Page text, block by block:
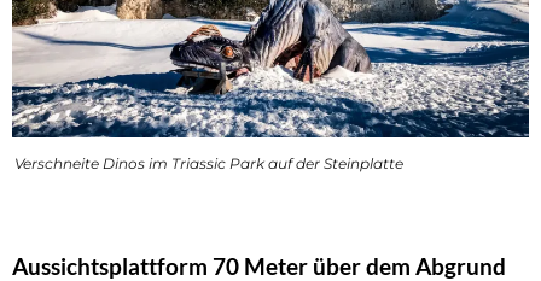
Verschneite Dinos im Triassic Park auf der Steinplatte
Aussichtsplattform 70 Meter über dem Abgrund